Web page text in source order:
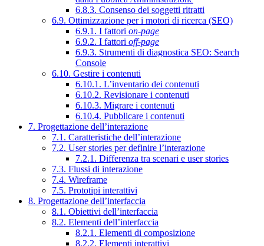
6.8.3. Consenso dei soggetti ritratti
6.9. Ottimizzazione per i motori di ricerca (SEO)
6.9.1. I fattori on-page
6.9.2. I fattori off-page
6.9.3. Strumenti di diagnostica SEO: Search
Console
6.10. Gestire i contenuti
6.10.1. L’inventario dei contenuti
6.10.2. Revisionare i contenuti
6.10.3. Migrare i contenuti
6.10.4. Pubblicare i contenuti
7. Progettazione dell’interazione
7.1. Caratteristiche dell’interazione
7.2. User stories per definire l’interazione
7.2.1. Differenza tra scenari e user stories
7.3. Flussi di interazione
7.4. Wireframe
7.5. Prototipi interattivi
8. Progettazione dell’interfaccia
8.1. Obiettivi dell’interfaccia
8.2. Elementi dell’interfaccia
8.2.1. Elementi di composizione
8.2.2. Elementi interattivi